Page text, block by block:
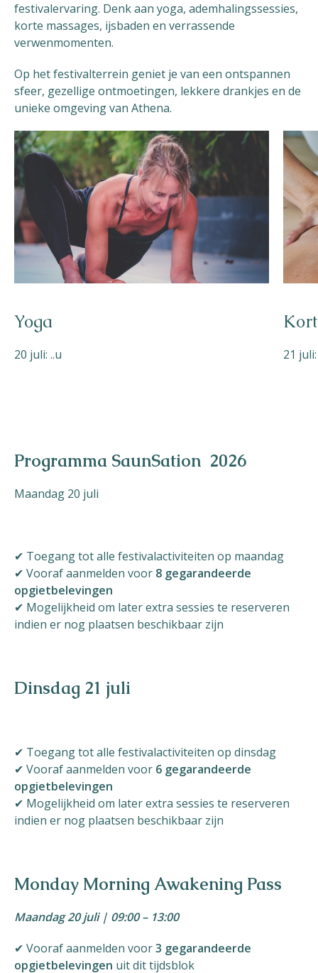
festivalervaring. Denk aan yoga, ademhalingssessies,
korte massages, ijsbaden en verrassende
verwenmomenten.
Op het festivalterrein geniet je van een ontspannen
sfeer, gezellige ontmoetingen, lekkere drankjes en de
unieke omgeving van Athena.
Yoga
20 juli: ..u 21
Programma SaunSation 2026
Maandag 20 juli
✔ Toegang tot alle festivalactiviteiten op maandag
✔ Vooraf aanmelden voor 8 gegarandeerde
opgietbelevingen
✔ Mogelijkheid om later extra sessies te reserveren
indien er nog plaatsen beschikbaar zijn
Dinsdag 21 juli
✔ Toegang tot alle festivalactiviteiten op dinsdag
✔ Vooraf aanmelden voor 6 gegarandeerde
opgietbelevingen
✔ Mogelijkheid om later extra sessies te reserveren
indien er nog plaatsen beschikbaar zijn
Monday Morning Awakening Pass
Maandag 20 juli | 09:00 – 13:00
✔ Vooraf aanmelden voor3 gegarandeerde
opgietbelevingen uit dit tijdsblok